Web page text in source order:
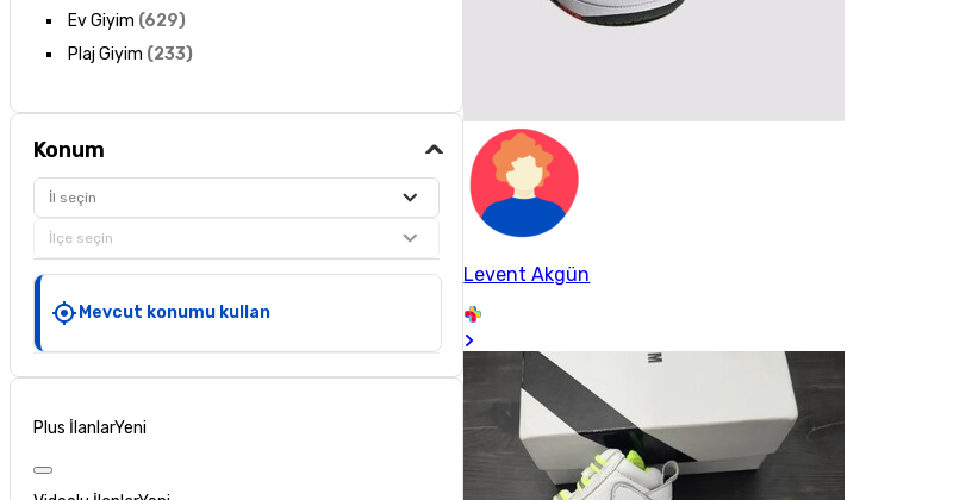
Ev Giyim (629)
Plaj Giyim (233)
Konum
İl seçin
İlçe seçin
Mevcut konumu kullan
Plus İlanlarYeni
Levent Akgün